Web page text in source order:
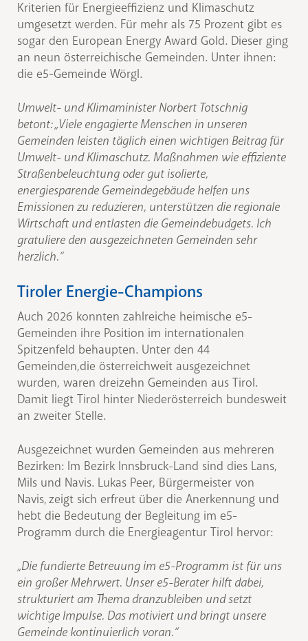
Kriterien für Energieeffizienz und Klimaschutz
umgesetzt werden. Für mehr als 75 Prozent gibt es
sogar den European Energy Award Gold. Dieser ging
an neun österreichische Gemeinden. Unter ihnen:
die e5-Gemeinde Wörgl.
Umwelt- und Klimaminister Norbert Totschnig
betont: „Viele engagierte Menschen in unseren
Gemeinden leisten täglich einen wichtigen Beitrag für
Umwelt- und Klimaschutz. Maßnahmen wie effiziente
Straßenbeleuchtung oder gut isolierte,
energiesparende Gemeindegebäude helfen uns
Emissionen zu reduzieren, unterstützen die regionale
Wirtschaft und entlasten die Gemeindebudgets. Ich
gratuliere den ausgezeichneten Gemeinden sehr
herzlich.“
Tiroler Energie-Champions
Auch 2026 konnten zahlreiche heimische e5-
Gemeinden ihre Position im internationalen
Spitzenfeld behaupten. Unter den 44
Gemeinden,die österreichweit ausgezeichnet
wurden, waren dreizehn Gemeinden aus Tirol.
Damit liegt Tirol hinter Niederösterreich bundesweit
an zweiter Stelle.
Ausgezeichnet wurden Gemeinden aus mehreren
Bezirken: Im Bezirk Innsbruck-Land sind dies Lans,
Mils und Navis. Lukas Peer, Bürgermeister von
Navis, zeigt sich erfreut über die Anerkennung und
hebt die Bedeutung der Begleitung im e5-
Programm durch die Energieagentur Tirol hervor:
„Die fundierte Betreuung im e5-Programm ist für uns
ein großer Mehrwert. Unser e5-Berater hilft dabei,
strukturiert am Thema dranzubleiben und setzt
wichtige Impulse. Das motiviert und bringt unsere
Gemeinde kontinuierlich voran.“